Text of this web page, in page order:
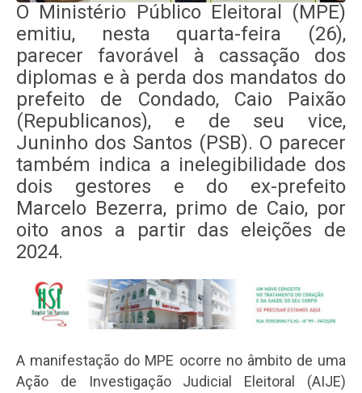
O Ministério Público Eleitoral (MPE)
emitiu, nesta quarta-feira (26),
parecer favorável à cassação dos
diplomas e à perda dos mandatos do
prefeito de Condado, Caio Paixão
(Republicanos), e de seu vice,
Juninho dos Santos (PSB). O parecer
também indica a inelegibilidade dos
dois gestores e do ex-prefeito
Marcelo Bezerra, primo de Caio, por
oito anos a partir das eleições de
2024.
A manifestação do MPE ocorre no âmbito de uma
Ação de Investigação Judicial Eleitoral (AIJE)